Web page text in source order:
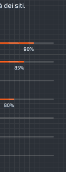
dei siti.
90%
85%
80%